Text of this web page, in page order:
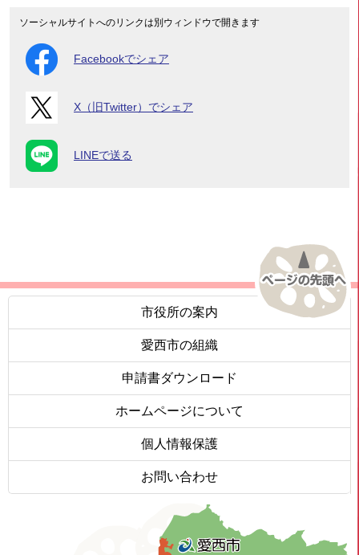
ソーシャルサイトへのリンクは別ウィンドウで開きます
Facebookでシェア
X（旧Twitter）でシェア
LINEで送る
市役所の案内
愛西市の組織
申請書ダウンロード
ホームページについて
個人情報保護
お問い合わせ